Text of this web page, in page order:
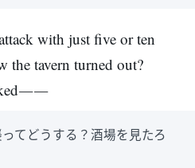
with just five or ten
the tavern turned out?
てどうする？酒場を見たろ